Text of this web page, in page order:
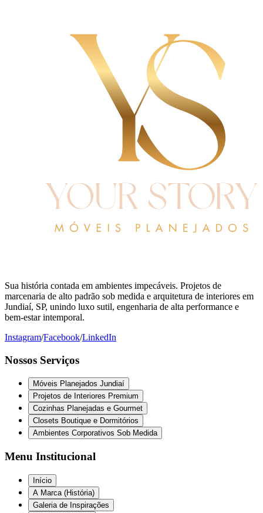
Sua história contada em ambientes impecáveis. Projetos de
marcenaria de alto padrão sob medida e arquitetura de interiores em
Jundiaí, SP, unindo luxo sutil, engenharia de alta performance e
bem-estar intemporal.
Instagram/Facebook/LinkedIn
Nossos Serviços
Móveis Planejados Jundiaí
Projetos de Interiores Premium
Cozinhas Planejadas e Gourmet
Closets Boutique e Dormitórios
Ambientes Corporativos Sob Medida
Menu Institucional
Início
A Marca (História)
Galeria de Inspirações